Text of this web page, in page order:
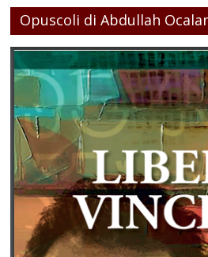
Opuscoli di Abdullah